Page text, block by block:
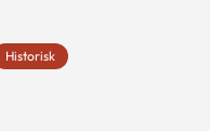
Historisk